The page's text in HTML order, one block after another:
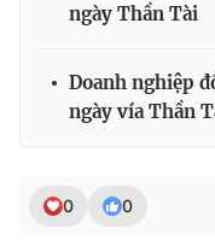
Thị trường 24h
VTV4
Liên hệ tòa soạn
ngày Thần Tài
Doanh nghiệp
ngày vía Thần
0 0